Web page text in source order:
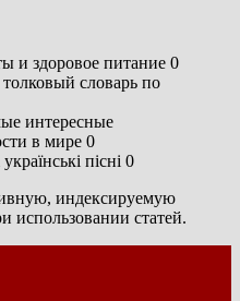
и здоровое питание 0
словарь по
интересные
в мире 0
пісні 0
индексируемую
использовании статей.